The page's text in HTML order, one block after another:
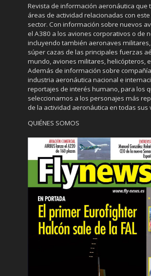
Revista de información aeronáutica que
áreas de actividad relacionadas con
sector. Con información sobre nuevos
el A380 a los aviones corporativos o de
incluyendo también aeronaves
súper cazas de las principales fuerzas
mundo, aviones militares, helicópteros,
Además de información sobre
industria aeronáutica nacional e
reportajes de interés humano, para los
seleccionamos a los personajes más
de la actividad aeronáutica en todas sus
QUIÉNES SOMOS